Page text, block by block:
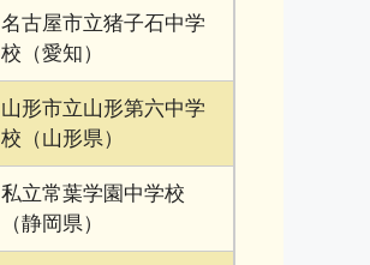
名古屋市立猪子石中学
校（愛知）
山形市立山形第六中学
校（山形県）
私立常葉学園中学校
（静岡県）